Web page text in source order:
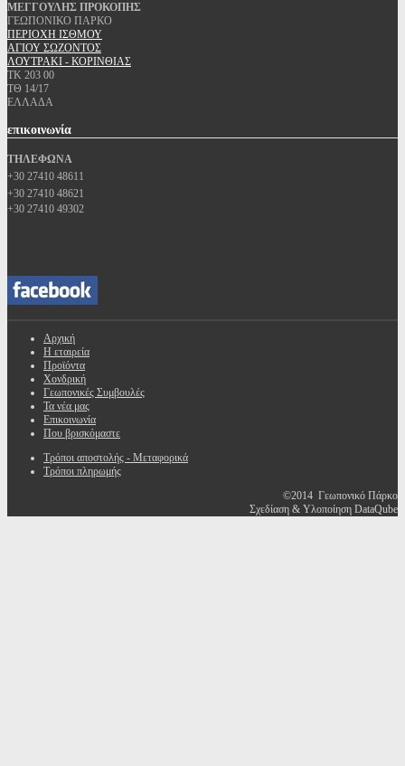
ΜΕΓΓΟΥΛΗΣ ΠΡΟΚΟΠΗΣ
ΓΕΩΠΟΝΙΚΟ ΠΑΡΚΟ
ΠΕΡΙΟΧΗ ΙΣΘΜΟΥ
ΑΓΙΟΥ ΣΩΖΟΝΤΟΣ
ΛΟΥΤΡΑΚΙ - ΚΟΡΙΝΘΙΑΣ
ΤΚ 203 00
ΤΘ 14/17
ΕΛΛΑΔΑ
επικοινωνία
ΤΗΛΕΦΩΝΑ
+30 27410 48611
+30 27410 48621
+30 27410 49302
Αρχική
Η εταιρεία
Προϊόντα
Χονδρική
Γεωπονικές Συμβουλές
Τα νέα μας
Επικοινωνία
Που βρισκόμαστε
Τρόποι αποστολής - Μεταφορικά
Τρόποι πληρωμής
©2014 Γεωπονικό Πάρκο
Σχεδίαση & Υλοποίηση DataQube